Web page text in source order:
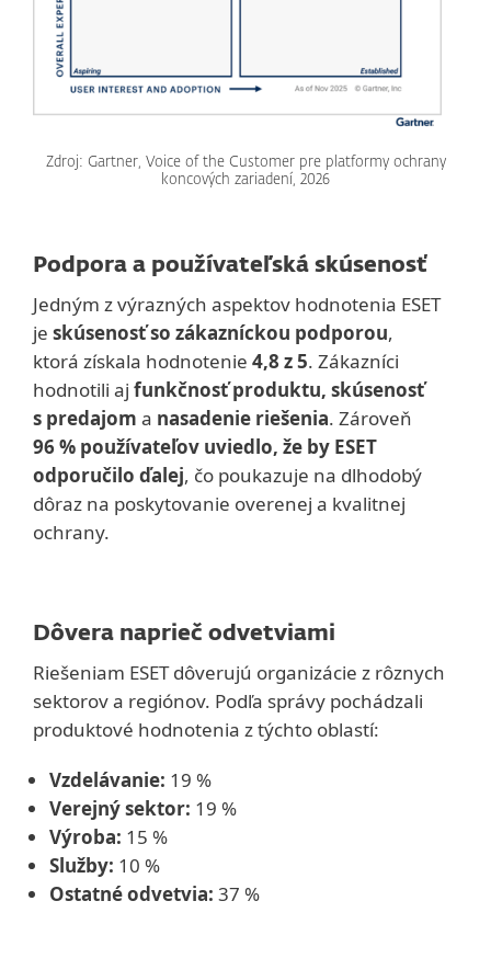
Zdroj: Gartner, Voice of the Customer pre platformy ochrany
koncových zariadení, 2026
Podpora a používateľská skúsenosť
Jedným z výrazných aspektov hodnotenia ESET
je skúsenosť so zákazníckou podporou,
ktorá získala hodnotenie 4,8 z 5. Zákazníci
hodnotili aj funkčnosť produktu, skúsenosť
s predajom a nasadenie riešenia. Zároveň
96 % používateľov uviedlo, že by ESET
odporučilo ďalej, čo poukazuje na dlhodobý
dôraz na poskytovanie overenej a kvalitnej
ochrany.
Dôvera naprieč odvetviami
Riešeniam ESET dôverujú organizácie z rôznych
sektorov a regiónov. Podľa správy pochádzali
produktové hodnotenia z týchto oblastí:
Vzdelávanie: 19 %
Verejný sektor: 19 %
Výroba: 15 %
Služby: 10 %
Ostatné odvetvia: 37 %